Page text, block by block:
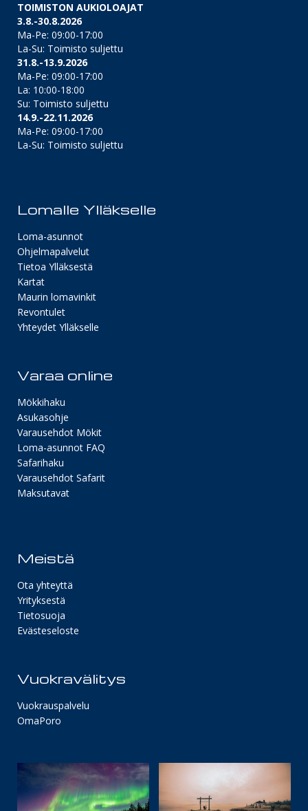
TOIMISTON AUKIOLOAJAT
3.8.-30.8.2026
Ma-Pe: 09:00-17:00
La-Su: Toimisto suljettu
31.8.-13.9.2026
Ma-Pe: 09:00-17:00
La: 10:00-18:00
Su: Toimisto suljettu
14.9.-22.11.2026
Ma-Pe: 09:00-17:00
La-Su: Toimisto suljettu
Lomalle Ylläkselle
Loma-asunnot
Ohjelmapalvelut
Tietoa Ylläksestä
Kartat
Maurin lomavinkit
Revontulet
Yhteydet Ylläkselle
Varaa online
Mökkihaku
Asukasohje
Varausehdot Mökit
Loma-asunnot FAQ
Safarihaku
Varausehdot Safarit
Maksutavat
Meistä
Ota yhteyttä
Yrityksestä
Tietosuoja
Evästeseloste
Vuokravälitys
Vuokrauspalvelu
OmaPoro